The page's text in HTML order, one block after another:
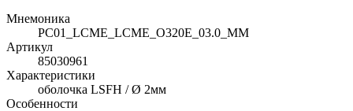
Мнемоника
PC01_LCME_LCME_O320E_03.0_MM
Артикул
85030961
Характеристики
оболочка LSFH / Ø 2мм
Особенности